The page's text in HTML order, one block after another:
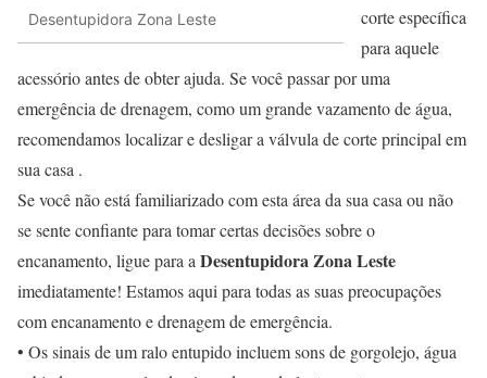
Desentupidora Zona Leste
corte específica
para aquele
acessório antes de obter ajuda. Se você passar por uma
emergência de drenagem, como um grande vazamento de água,
recomendamos localizar e desligar a válvula de corte principal em
sua casa .
Se você não está familiarizado com esta área da sua casa ou não
se sente confiante para tomar certas decisões sobre o
encanamento, ligue para a Desentupidora Zona Leste
imediatamente! Estamos aqui para todas as suas preocupações
com encanamento e drenagem de emergência.
• Os sinais de um ralo entupido incluem sons de gorgolejo, água